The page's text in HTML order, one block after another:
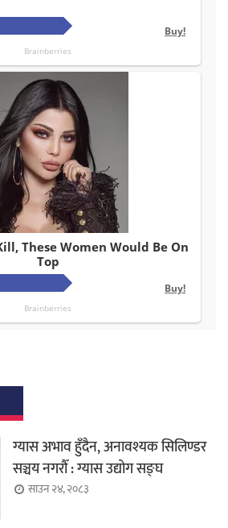
ग्यास अभाव हुँदैन, अनावश्यक सिलिण्डर
सञ्चय नगरौँ : ग्यास उद्योग सङ्घ
साउन २४, २०८३